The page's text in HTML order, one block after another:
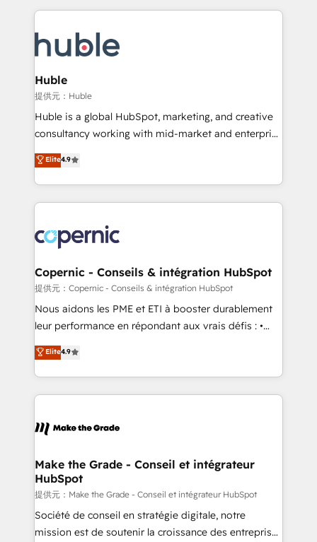
new HubSpot portal with Advanced Website and
CRM Migrations using our in-house "HubScrub" Tool.
entirely around coaching and training. That means
skills, processes, and internal team you need to
attract the right buyers, close deals faster, and grow
without outside dependencies. You’ll learn how to: •
Set up, audit, and organize your HubSpot portal •
Get your sales team fully using HubSpot • Track
pipeline and revenue across the entire buyer journey
growth • Create content and videos that attract
buyers • Use AI to scale smarter Our coaching-led
lasts. So if you're ready to become the most trusted
voice in your market, let’s talk.
Huble
提供元：Huble
Huble is a global HubSpot, marketing, and creative
consultancy working with mid-market and enterprise
businesses. We go beyond implementation, shaping
the strategy, processes, and teams that turn
HubSpot into a genuine growth engine. Named
HubSpot's Global Partner of the Year in 2024,
worldwide, and with over 15 years in the ecosystem,
Huble has built a track record that speaks for itself.
One company, one operating model, delivering
across offices and consulting teams in the UK, USA,
Canada, Germany, France, Belgium, Singapore, and
South Africa. Certified compliant with ISO/IEC
international offices and 175+ employees.
Elite4.9
Copernic - Conseils & intégration HubSpot
提供元：Copernic - Conseils & intégration HubSpot
Nous aidons les PME et ETI à booster durablement
leur performance en répondant aux vrais défis : •
Intégration de HubSpot avec d’autres outils (ERP,
téléphonie, etc.) • Alignement des équipes grâce à un
outil et des données partagées • Amélioration de la
collecte et de l’analyse des données pour des
de la productivité des équipes Notre équipe de 30
avec un engagement total, alignant processus
métiers et technologie, et guidant vos équipes à
travers le changement, tout en centrant vos objectifs
d’entreprise. Grâce à une méthodologie éprouvée
auprès de plus de 400 clients, nous comprenons
Elite4.9
Make the Grade - Conseil et intégrateur
HubSpot
提供元：Make the Grade - Conseil et intégrateur HubSpot
Société de conseil en stratégie digitale, notre
mission est de soutenir la croissance des entreprises